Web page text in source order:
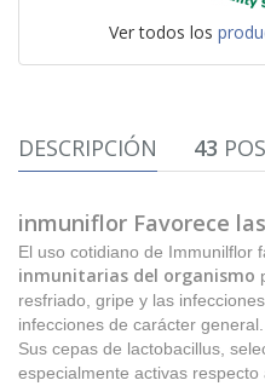
Ver todos los
DESCRIPCIÓN 43
inmuniflor Favorece
El uso cotidiano de Immunilflor
inmunitarias del organismo
resfriado, gripe y las
infecciones de carácter general.
Sus cepas de lactobacillus,
especialmente activas